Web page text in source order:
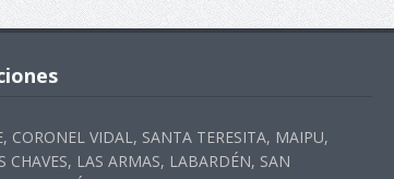
CORONEL VIDAL, SANTA TERESITA, MAIPU,
CHAVES, LAS ARMAS, LABARDÉN, SAN